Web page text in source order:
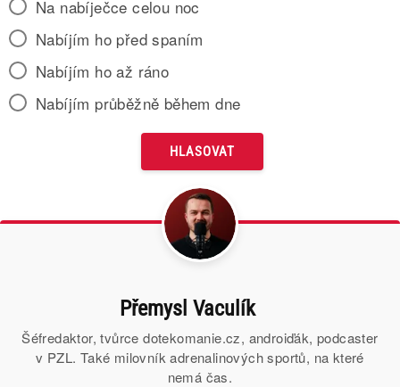
Na nabíječce celou noc
Nabíjím ho před spaním
Nabíjím ho až ráno
Nabíjím průběžně během dne
Přemysl Vaculík
Šéfredaktor, tvůrce dotekomanie.cz, androiďák, podcaster
v PZL. Také milovník adrenalinových sportů, na které
nemá čas.